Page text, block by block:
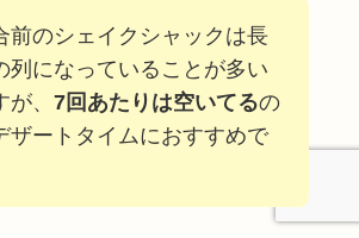
前のシェイクシャックは長
列になっていることが多い
が、 7回あたりは空いてるの
ザートタイムにおすすめで